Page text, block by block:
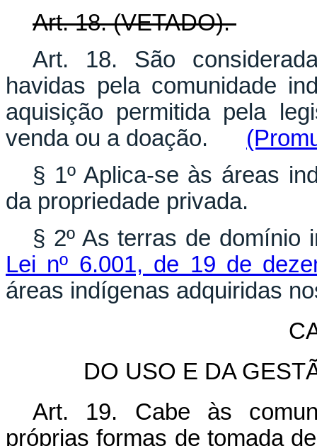
Art. 18. (VETADO).
Art. 18. São
havidas pela comunidade
aquisição permitida pela
venda ou a doação.
§ 1º Aplica-se às áreas
da propriedade privada.
§ 2º As terras de domínio
Lei nº 6.001, de 19 de
áreas indígenas adquiridas
DO USO E DA
Art. 19. Cabe às
próprias formas de tomada